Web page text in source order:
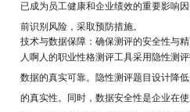
已成为员工健康和企业绩效的重要影响
前识别风险，采取预防措施。
技术与数据保障：确保测评的安全性与
人啊人的职业性格测评工具采用隐性测
数据的真实可靠。隐性测评题目设计降
的真实性。同时，数据安全性是企业在